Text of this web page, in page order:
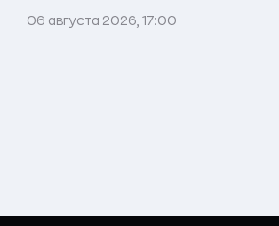
06 августа 2026, 17:00